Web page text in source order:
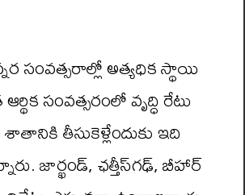
సంవత్సరాల్లో అత్యధిక స్థాయి
ఆర్థిక సంవత్సరంలో వృద్ధి రేటు
తీసుకెళ్లేందుకు ఇది
జార్ఖండ్, ఛత్తీస్‌గఢ్, బీహార్